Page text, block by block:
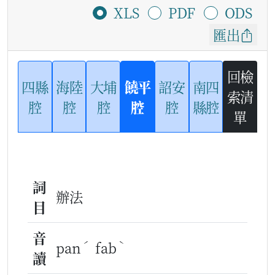
XLS
PDF
ODS
匯出
四縣
腔
海陸
腔
大埔
腔
饒平
腔
詔安
腔
南四
縣腔
回檢
索清
單
詞
目
辦法
音
讀
pan ˊ fab ˋ